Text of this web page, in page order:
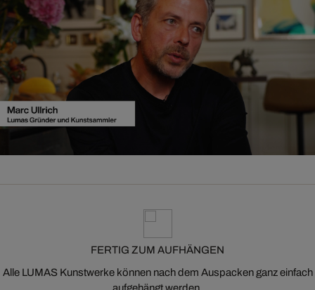
FERTIG ZUM AUFHÄNGEN
Alle LUMAS Kunstwerke können nach dem Auspacken ganz einfach